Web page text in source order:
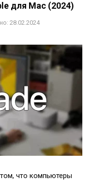
для Mac (2024)
28.02.2024
что компьютеры